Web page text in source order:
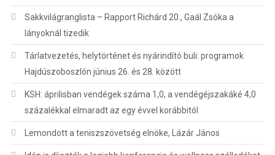
Sakkvilágranglista – Rapport Richárd 20., Gaál Zsóka a
lányoknál tizedik
Tárlatvezetés, helytörténet és nyárindító buli: programok
Hajdúszoboszlón június 26. és 28. között
KSH: áprilisban vendégek száma 1,0, a vendégéjszakáké 4,0
százalékkal elmaradt az egy évvel korábbitól
Lemondott a teniszszövetség elnöke, Lázár János